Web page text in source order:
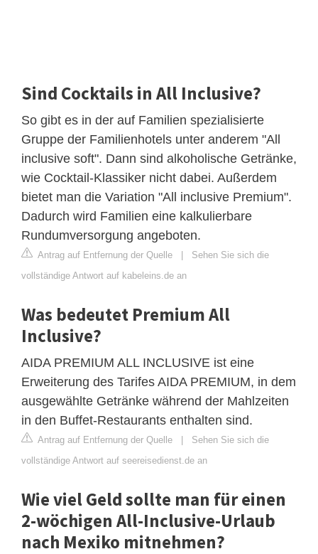
Sind Cocktails in All Inclusive?
So gibt es in der auf Familien spezialisierte
Gruppe der Familienhotels unter anderem "All
inclusive soft". Dann sind alkoholische Getränke,
wie Cocktail-Klassiker nicht dabei. Außerdem
bietet man die Variation "All inclusive Premium".
Dadurch wird Familien eine kalkulierbare
Rundumversorgung angeboten.
Antrag auf Entfernung der Quelle | Sehen Sie sich die
vollständige Antwort auf kabeleins.de an
Was bedeutet Premium All
Inclusive?
AIDA PREMIUM ALL INCLUSIVE ist eine
Erweiterung des Tarifes AIDA PREMIUM, in dem
ausgewählte Getränke während der Mahlzeiten
in den Buffet-Restaurants enthalten sind.
Antrag auf Entfernung der Quelle | Sehen Sie sich die
vollständige Antwort auf seereisedienst.de an
Wie viel Geld sollte man für einen
2-wöchigen All-Inclusive-Urlaub
nach Mexiko mitnehmen?